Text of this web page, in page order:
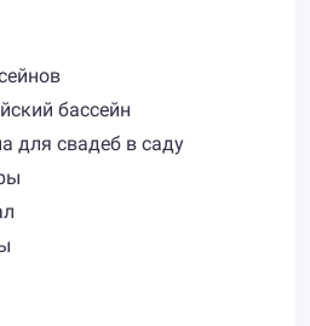
бассейн
для свадеб в саду